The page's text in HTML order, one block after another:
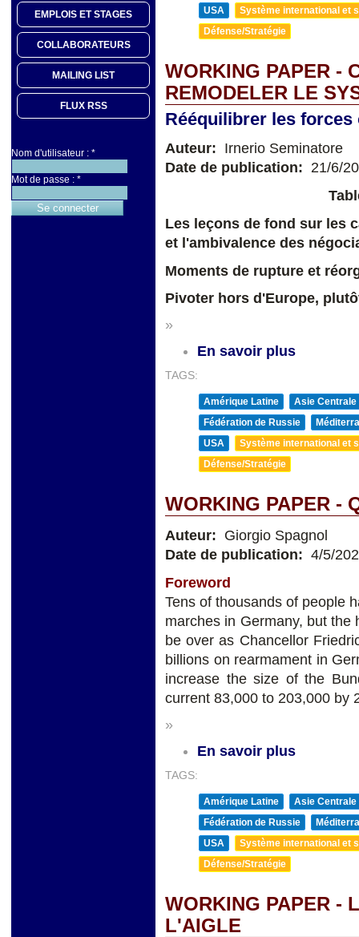
EMPLOIS ET STAGES
COLLABORATEURS
MAILING LIST
FLUX RSS
Nom d'utilisateur : *
Mot de passe : *
USA
Système international et
Défense/Stratégie
WORKING PAPER -
REMODELER LE
Rééquilibrer les
Auteur: Irnerio Seminatore
Date de publication: 21/6/
Les leçons de fond sur les
et l'ambivalence des
Moments de rupture et
Pivoter hors d'Europe,
»
En savoir plus
TAGS:
Amérique Latine
Asie Centrale
Fédération de Russie
USA
Système international et
Défense/Stratégie
WORKING PAPER -
Auteur: Giorgio Spagnol
Date de publication: 4/5/
Foreword
Tens of thousands of people
marches in Germany, but
be over as Chancellor
billions on rearmament in
increase the size of the
current 83,000 to 203,000 by
»
En savoir plus
TAGS:
Amérique Latine
Asie Centrale
Fédération de Russie
USA
Système international et
Défense/Stratégie
WORKING PAPER -
L'AIGLE